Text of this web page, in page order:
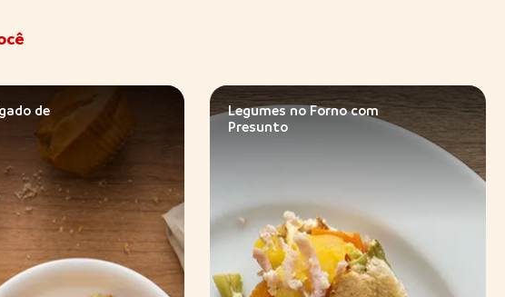
de
Legumes no Forno com
Presunto